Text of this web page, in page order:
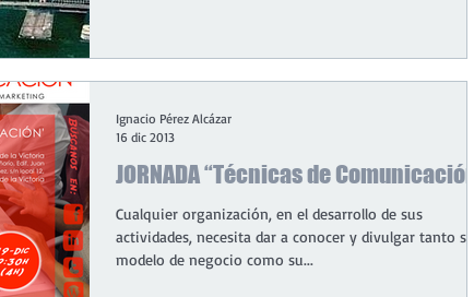
JORNADA “Técnicas de Comunicación”
Cualquier organización, en el desarrollo de sus
actividades, necesita dar a conocer y divulgar tanto su
modelo de negocio como su...
Ignacio Pérez Alcázar
16 dic 2013